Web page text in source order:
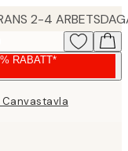
2-4
RABATT*
Canvastavla